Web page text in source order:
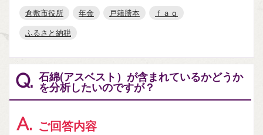
倉敷市役所
年金 戸籍謄本
ｆａｑ
ふるさと納税
Q. 石綿(アスベスト）が含まれているかどうか
を分析したいのですが？
A. ご回答内容